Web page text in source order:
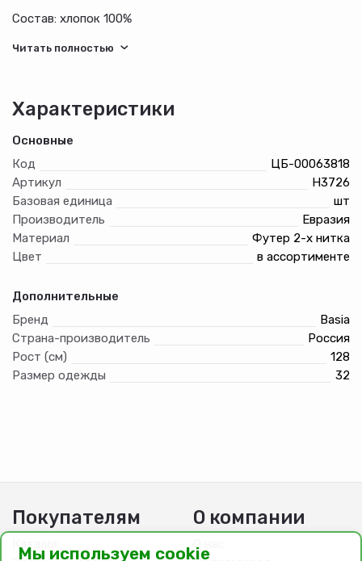
Состав: хлопок 100%
Характеристики
Основные
Код
ЦБ-00063818
Артикул
Н3726
Базовая единица
шт
Производитель
Евразия
Материал
Футер 2-х нитка
Цвет
в ассортименте
Дополнительные
Бренд
Basia
Страна-производитель
Россия
Рост (см)
128
Размер одежды
32
Покупателям
Каталог
О компании
О нас
Мы используем cookie